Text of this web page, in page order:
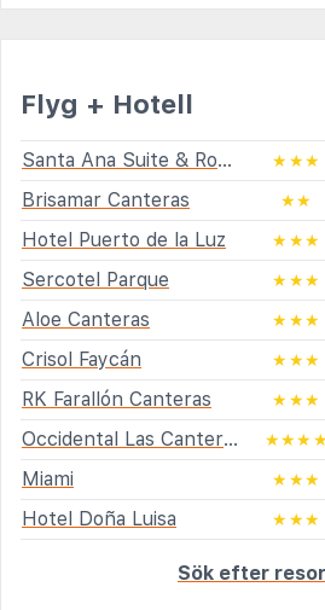
Flyg + Hotell
Santa Ana Suite & Rooms ★★★
Brisamar Canteras
★★
Hotel Puerto de la Luz
★★★
Sercotel Parque
★★★
Aloe Canteras
★★★
Crisol Faycán
★★★
RK Farallón Canteras
★★★
Occidental Las Canteras
Miami
★★★
Hotel Doña Luisa
★★★
Sök efter